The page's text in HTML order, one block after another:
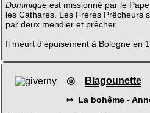
Dominiqueest missionné par le
les Cathares. Les Frères Prêcheurs
par deux mendier et prêcher.
Il meurt d'épuisement à Bologne en
◎ Blagounette
⤇ La bohême -